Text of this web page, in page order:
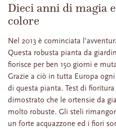
Dieci anni di magia
colore
Nel 2013 è cominciata
Questa robusta pianta da
fiorisce per ben 150 giorni e
Grazie a ciò in tutta Europa
di questa pianta. Test di
dimostrato che le ortensie da
molto robuste. Gli steli
un forte acquazzone ed i fiori